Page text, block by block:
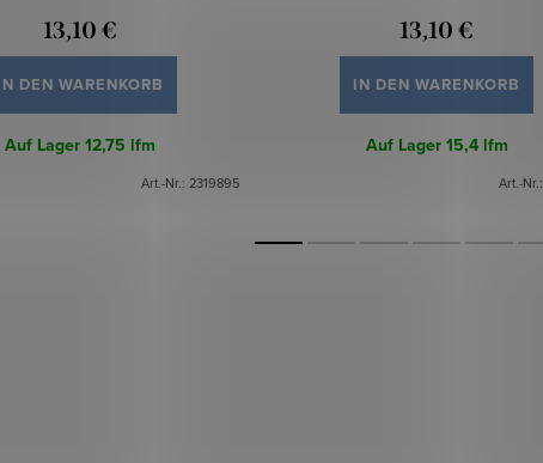
13,10 €
DEN WARENKORB
Auf Lager12,75 lfm
Art.-Nr.: 2319895
13,10 €
IN DEN WARENKORB
Auf Lager15,4 lfm
Art.-Nr.: